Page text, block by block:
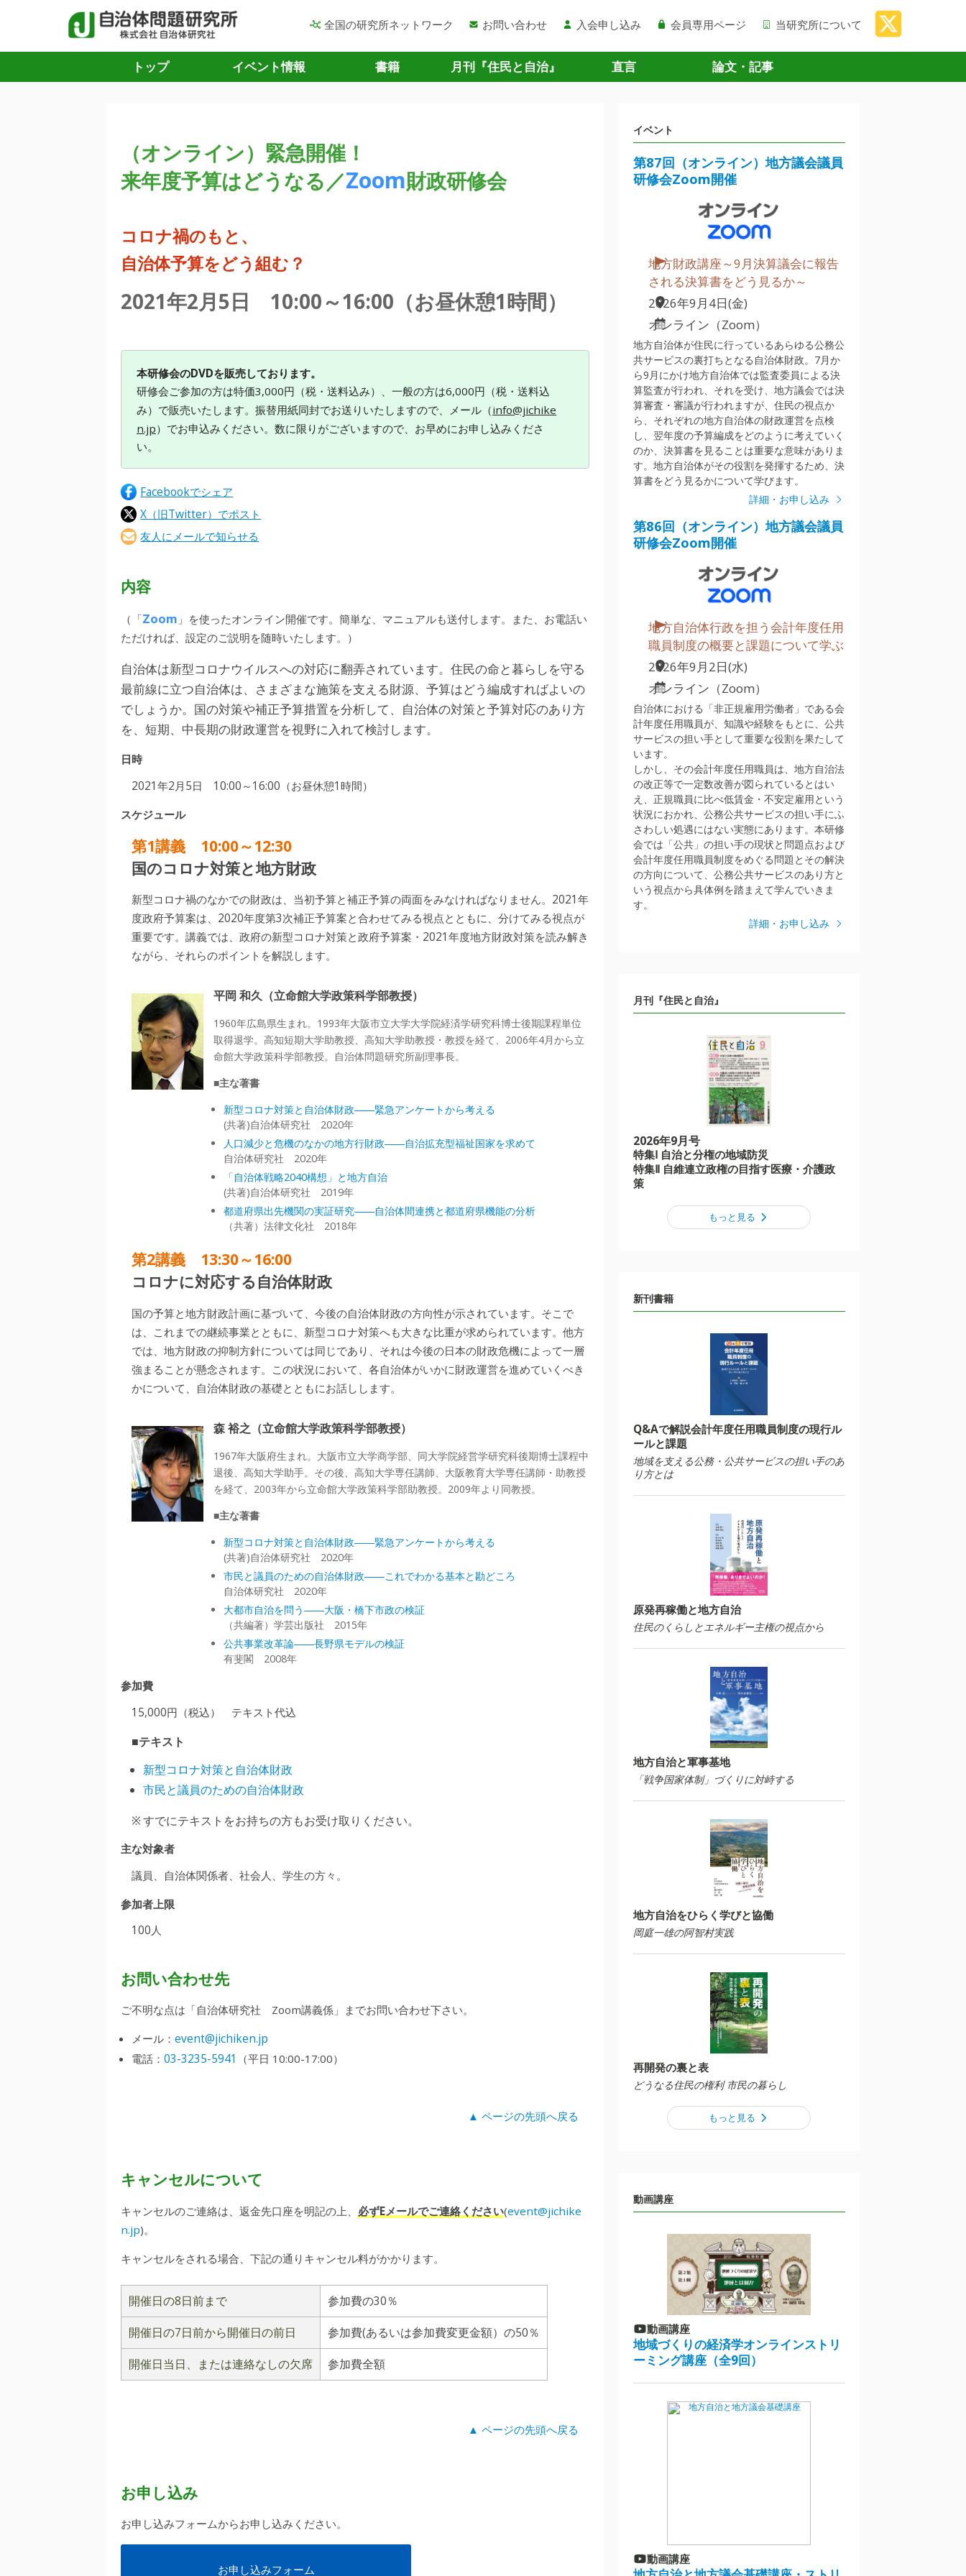
全国の研究所ネットワーク お問い合わせ 入会申し込み 会員専用ページ 当研究所について
トップ イベント情報 書籍 月刊『住民と自治』 直言 論文・記事
（オンライン）緊急開催！
来年度予算はどうなる／Zoom財政研修会
コロナ禍のもと、
自治体予算をどう組む？
2021年2月5日 10:00～16:00（お昼休憩1時間）
本研修会のDVDを販売しております。
研修会ご参加の方は特価3,000円（税・送料込み）、一般の方は6,000円（税・送料込
み）で販売いたします。振替用紙同封でお送りいたしますので、メール（info@jichike
n.jp）でお申込みください。数に限りがございますので、お早めにお申し込みくださ
い。
Facebookでシェア
X（旧Twitter）でポスト
友人にメールで知らせる
内容
（「Zoom 」を使ったオンライン開催です。簡単な、マニュアルも送付します。また、お電話い
ただければ、設定のご説明を随時いたします。）
自治体は新型コロナウイルスへの対応に翻弄されています。住民の命と暮らしを守る
最前線に立つ自治体は、さまざまな施策を支える財源、予算はどう編成すればよいの
でしょうか。国の対策や補正予算措置を分析して、自治体の対策と予算対応のあり方
を、短期、中長期の財政運営を視野に入れて検討します。
日時
2021年2月5日 10:00～16:00（お昼休憩1時間）
スケジュール
第1講義 10:00～12:30
国のコロナ対策と地方財政
新型コロナ禍のなかでの財政は、当初予算と補正予算の両面をみなければなりません。2021年
度政府予算案は、2020年度第3次補正予算案と合わせてみる視点とともに、分けてみる視点が
重要です。講義では、政府の新型コロナ対策と政府予算案・2021年度地方財政対策を読み解き
ながら、それらのポイントを解説します。
平岡 和久（立命館大学政策科学部教授）
1960年広島県生まれ。1993年大阪市立大学大学院経済学研究科博士後期課程単位
取得退学。高知短期大学助教授、高知大学助教授・教授を経て、2006年4月から立
命館大学政策科学部教授。自治体問題研究所副理事長。
■主な著書
新型コロナ対策と自治体財政――緊急アンケートから考える
(共著)自治体研究社 2020年
人口減少と危機のなかの地方行財政――自治拡充型福祉国家を求めて
自治体研究社 2020年
「自治体戦略2040構想」と地方自治
(共著)自治体研究社 2019年
都道府県出先機関の実証研究――自治体間連携と都道府県機能の分析
（共著）法律文化社 2018年
第2講義 13:30～16:00
コロナに対応する自治体財政
国の予算と地方財政計画に基づいて、今後の自治体財政の方向性が示されています。そこで
は、これまでの継続事業とともに、新型コロナ対策へも大きな比重が求められています。他方
では、地方財政の抑制方針については同じであり、それは今後の日本の財政危機によって一層
強まることが懸念されます。この状況において、各自治体がいかに財政運営を進めていくべき
かについて、自治体財政の基礎とともにお話しします。
森 裕之（立命館大学政策科学部教授）
1967年大阪府生まれ。大阪市立大学商学部、同大学院経営学研究科後期博士課程中
退後、高知大学助手。その後、高知大学専任講師、大阪教育大学専任講師・助教授
を経て、2003年から立命館大学政策科学部助教授。2009年より同教授。
■主な著書
新型コロナ対策と自治体財政――緊急アンケートから考える
(共著)自治体研究社 2020年
市民と議員のための自治体財政――これでわかる基本と勘どころ
自治体研究社 2020年
大都市自治を問う――大阪・橋下市政の検証
（共編著）学芸出版社 2015年
公共事業改革論――長野県モデルの検証
有斐閣 2008年
参加費
15,000円（税込） テキスト代込
■テキスト
新型コロナ対策と自治体財政
市民と議員のための自治体財政
すでにテキストをお持ちの方もお受け取りください。
主な対象者
議員、自治体関係者、社会人、学生の方々。
参加者上限
100人
お問い合わせ先
ご不明な点は「自治体研究社 Zoom講義係」までお問い合わせ下さい。
メール：event@jichiken.jp
電話：03-3235-5941 （平日 10:00-17:00）
▲ ページの先頭へ戻る
キャンセルについて
キャンセルのご連絡は、返金先口座を明記の上、 必ずEメールでご連絡ください(event@jichike
n.jp)。
キャンセルをされる場合、下記の通りキャンセル料がかかります。
開催日の8日前まで
参加費の30％
開催日の7日前から開催日の前日
参加費(あるいは参加費変更金額）の50％
開催日当日、
または連絡なしの欠席 参加費全額
▲ ページの先頭へ戻る
お申し込み
お申し込みフォームからお申し込みください。
お申し込みフォーム
イベント
第87回（オンライン）地方議会議員
研修会Zoom開催
地方財政講座～9月決算議会に報告
される決算書をどう見るか～
2026年9月4日(金)
オンライン（Zoom）
地方自治体が住民に行っているあらゆる公務公
共サービスの裏打ちとなる自治体財政。7月か
ら9月にかけ地方自治体では監査委員による決
算監査が行われ、それを受け、地方議会では決
算審査・審議が行われますが、住民の視点か
ら、それぞれの地方自治体の財政運営を点検
し、翌年度の予算編成をどのように考えていく
のか、決算書を見ることは重要な意味がありま
す。地方自治体がその役割を発揮するため、決
算書をどう見るかについて学びます。
詳細・お申し込み
第86回（オンライン）地方議会議員
研修会Zoom開催
地方自治体行政を担う会計年度任用
職員制度の概要と課題について学ぶ
2026年9月2日(水)
オンライン（Zoom）
自治体における「非正規雇用労働者」である会
計年度任用職員が、知識や経験をもとに、公共
サービスの担い手として重要な役割を果たして
います。
しかし、その会計年度任用職員は、地方自治法
の改正等で一定数改善が図られているとはい
え、正規職員に比べ低賃金・不安定雇用という
状況におかれ、公務公共サービスの担い手にふ
さわしい処遇にはない実態にあります。本研修
会では「公共」の担い手の現状と問題点および
会計年度任用職員制度をめぐる問題とその解決
の方向について、公務公共サービスのあり方と
いう視点から具体例を踏まえて学んでいきま
す。
詳細・お申し込み
月刊『住民と自治』
2026年9月号
特集Ⅰ 自治と分権の地域防災
特集Ⅱ 自維連立政権の目指す医療・介護政
策
もっと見る
新刊書籍
Q&Aで解説会計年度任用職員制度の現行ル
ールと課題
地域を支える公務・公共サービスの担い手のあ
り方とは
原発再稼働と地方自治
住民のくらしとエネルギー主権の視点から
地方自治と軍事基地
「戦争国家体制」づくりに対峙する
地方自治をひらく学びと協働
岡庭一雄の阿智村実践
再開発の裏と表
どうなる住民の権利 市民の暮らし
もっと見る
動画講座
動画講座
地域づくりの経済学オンラインストリ
ーミング講座（全9回）
動画講座